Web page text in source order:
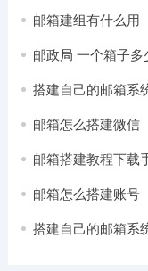
邮箱建组有什么用
邮政局 一个箱子多
搭建自己的邮箱系
邮箱怎么搭建微信
邮箱搭建教程下载
邮箱怎么搭建账号
搭建自己的邮箱系